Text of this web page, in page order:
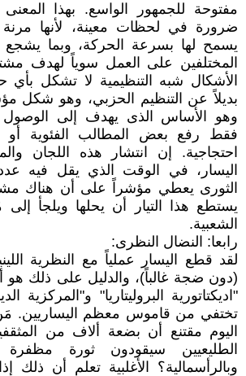
مفتوحة للجمهور الواسع. بهذا
ضرورة في لحظات معينة، لأنها
يسمح لها بسرعة الحركة، وبما يشجع
المختلفين على العمل سوياً لهدف
الأشكال شبه التنظيمية لا تشكل بأي
بديلاً عن التنظيم الحزبي، وهو شكل
وهو الأساس الذى يهدف إلى
فقط رفع بعض المطالب الفئوية أو
احتجاجية. إن انتشار هذه اللجان
اليسار، في الوقت الذي يقل فيه عدد
الثورى يعطي مؤشراً على أن هناك
يستطع هذا التيار أن يحلها ويلجأ
الشعبية.
رابعا: النضال النظرى:
لقد قطع اليسار عملياً مع النظرية
(دون ضجة غالباً)، والدليل على ذلك
"اديكتاتورية البروليتاريا" و"المركزية
تختفي من قاموس معظم اليساريين.
اليوم مقتنع أن بضعة ألاف من
الطليعيين سيقودون ثورة مظفرة
وبالرأسمالية؟ الأغلبية تعلم أن